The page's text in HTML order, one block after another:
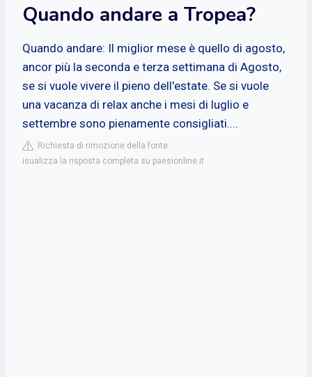
Quando andare a Tropea?
Quando andare: Il miglior mese è quello di agosto,
ancor più la seconda e terza settimana di Agosto,
se si vuole vivere il pieno dell'estate. Se si vuole
una vacanza di relax anche i mesi di luglio e
settembre sono pienamente consigliati....
Richiesta di rimozione della fonte
isualizza la risposta completa su paesionline.it